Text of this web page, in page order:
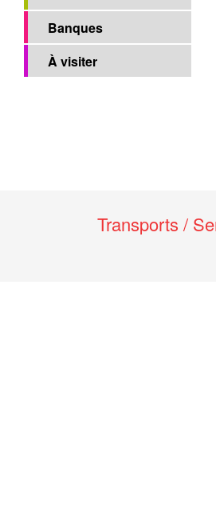
Banques
À visiter
Transports /